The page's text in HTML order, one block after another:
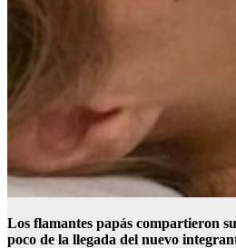
Los flamantes papás compartieron
poco de la llegada del nuevo